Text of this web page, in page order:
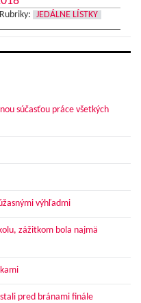
Rubriky: JEDÁLNE LÍSTKY
súčasťou práce všetkých
výhľadmi
zážitkom bola najmä
pred bránami finále